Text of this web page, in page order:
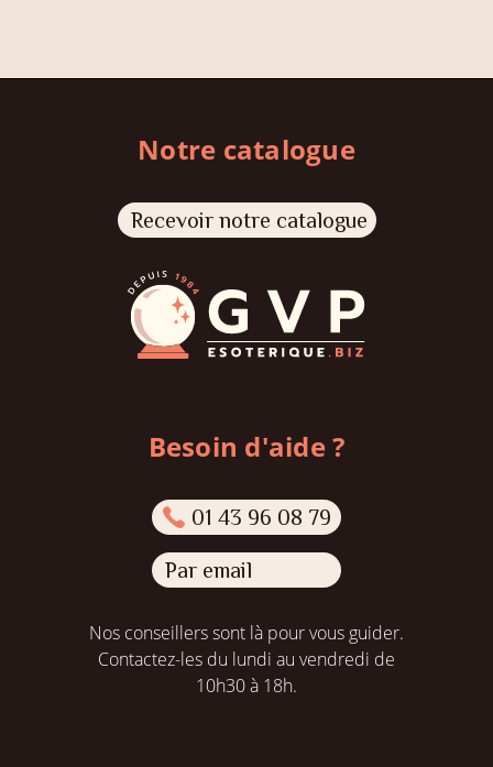
Notre catalogue
Recevoir notre catalogue
Besoin d'aide ?
01 43 96 08 79
Par email
Nos conseillers sont là pour vous guider.
Contactez-les du lundi au vendredi de
10h30 à 18h.